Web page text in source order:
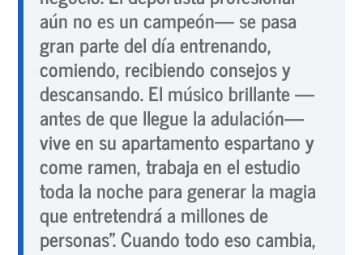
aún no es un campeón— se pasa
gran parte del día entrenando,
comiendo, recibiendo consejos y
descansando. El músico brillante —
antes de que llegue la adulación—
vive en su apartamento espartano y
come ramen, trabaja en el estudio
toda la noche para generar la magia
que entretendrá a millones de
personas”. Cuando todo eso cambia,